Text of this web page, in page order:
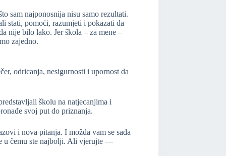
sam najponosnija nisu samo rezultati.
stati, pomoći, razumjeti i pokazati da
nije bilo lako. Jer škola – za mene –
zajedno.
odricanja, nesigurnosti i upornost da
školu na natjecanjima i
svoj put do priznanja.
i nova pitanja. I možda vam se sada
u čemu ste najbolji. Ali vjerujte —